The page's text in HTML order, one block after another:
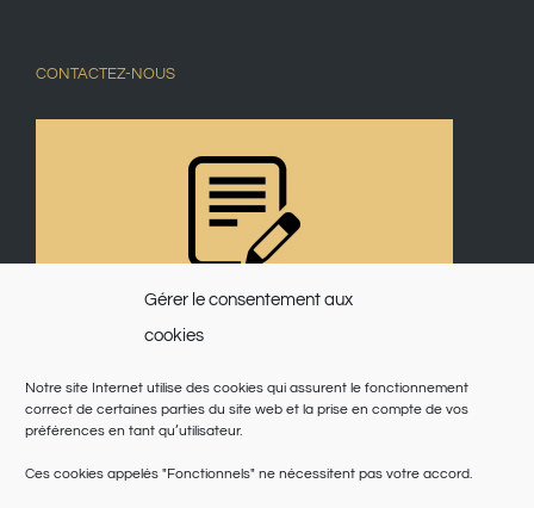
Gérer le consentement aux
cookies
Notre site Internet utilise des cookies qui assurent le fonctionnement
correct de certaines parties du site web et la prise en compte de vos
préférences en tant qu’utilisateur.
Ces cookies appelés "Fonctionnels" ne nécessitent pas votre accord.
CONTACTEZ-NOUS